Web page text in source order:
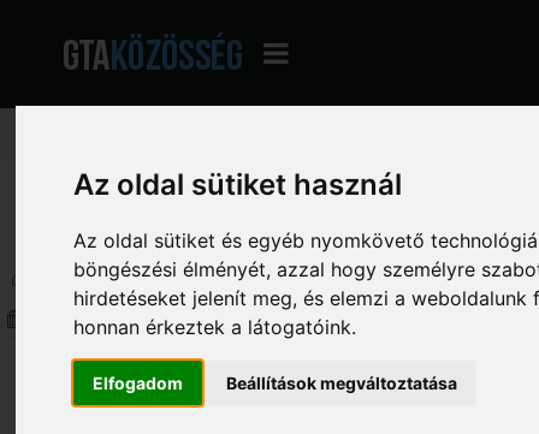
Az oldal sütiket használ
Az oldal sütiket és egyéb nyomkövető
böngészési élményét, azzal hogy személyre
hirdetéseket jelenít meg, és elemzi a
honnan érkeztek a látogatóink.
Elfogadom Beállítások megváltoztatása
GTA Közösség - A magyar GTA fórum» Általános beszélgetés
Oldalak: 1 ...52 53[54]Le
Szerző Téma: Bemutatás (Megtekintve
622
« Válasz #795 Dátum:2018. március 28. -